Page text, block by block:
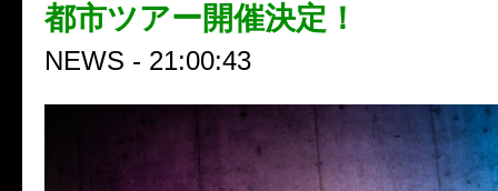
都市ツアー開催決定！
NEWS - 21:00:43